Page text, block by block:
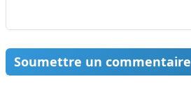
Soumettre un commentaire